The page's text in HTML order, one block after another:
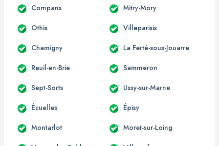
Compans Mitry-Mory
Othis Villeparisis
Chamigny La Ferté-sous-Jouarre
Reuil-en-Brie Sammeron
Sept-Sorts Ussy-sur-Marne
Écuelles Épisy
Montarlot Moret-sur-Loing